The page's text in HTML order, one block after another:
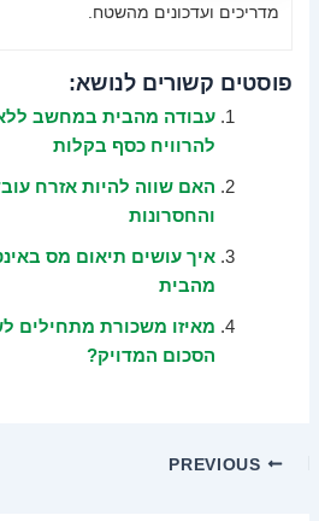
מדריכים ועדכונים מהשטח.
פוסטים קשורים לנושא:
עבודה מהבית במחשב ללא
להרוויח כסף בקלות
האם שווה להיות אזרח
והחסרונות
איך עושים תיאום מס
מהבית
מאיזו משכורת מתחילים
הסכום המדויק?